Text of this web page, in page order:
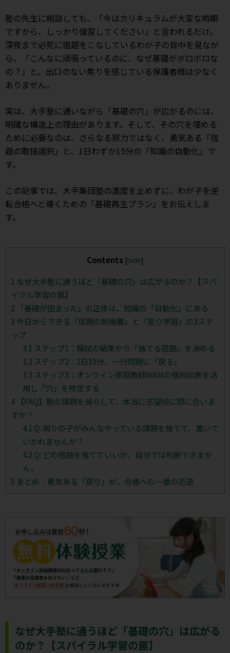
塾の先生に相談しても、「今はカリキュラムが大変な時期
ですから、しっかり復習してください」と言われるだけ。
深夜まで必死に宿題をこなしているわが子の背中を見なが
ら、「こんなに頑張っているのに、なぜ基礎がボロボロな
の？」と、出口のない焦りを感じている保護者様は少なく
ありません。
実は、大手塾に通いながら「基礎の穴」が広がるのには、
明確な構造上の理由があります。そして、その穴を埋める
ために必要なのは、さらなる努力ではなく、勇気ある「宿
題の取捨選択」と、1日わずか15分の「知識の自動化」で
す。
この記事では、大手集団塾の進度を止めずに、わが子を逆
転合格へと導くための「基礎再生プラン」をお伝えしま
す。
Contents [hide]
1 なぜ大手塾に通うほど「基礎の穴」は広がるのか？【スパ
イラル学習の罠】
2 「基礎が固まった」の正体は、知識の「自動化」にある
3 今日からできる「宿題の断捨離」と「戻り学習」の3ステ
ップ
3.1 ステップ1：模試の結果から「捨てる宿題」を決める
3.2 ステップ2：1日15分、一行問題に「戻る」
3.3 ステップ3：オンライン家庭教師WAMの個別診断を活
用し「穴」を特定する
4【FAQ】塾の課題を減らして、本当に志望校に間に合いま
すか？
4.1 Q: 周りの子がみんなやっている課題を捨てて、置いて
いかれませんか？
4.2 Q: どの宿題を捨てていいか、自分では判断できませ
ん。
5 まとめ：勇気ある「戻り」が、合格への一番の近道
なぜ大手塾に通うほど「基礎の穴」は広がる
のか？【スパイラル学習の罠】